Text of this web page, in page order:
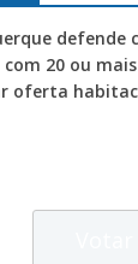
defende
20 ou
oferta